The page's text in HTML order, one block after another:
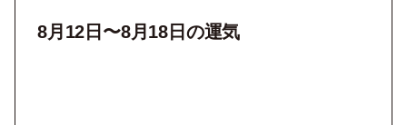
8月12 日〜8月18日の運気